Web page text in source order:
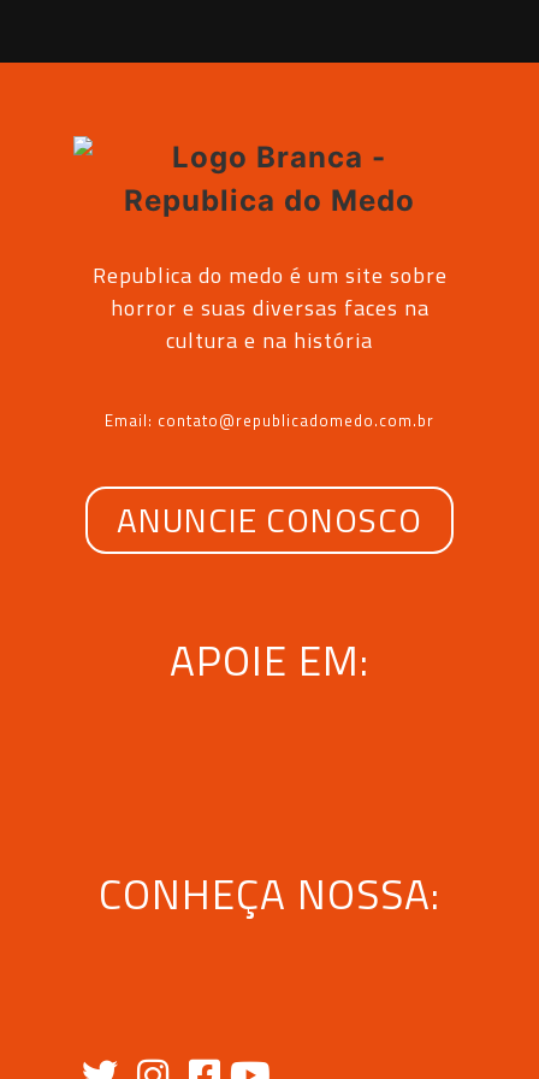
Republica do medo é um site sobre
horror e suas diversas faces na
cultura e na história
Email: contato@republicadomedo.com.br
ANUNCIE CONOSCO
APOIE EM:
CONHEÇA NOSSA: